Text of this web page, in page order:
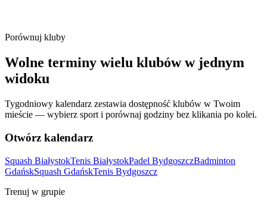
Porównuj kluby
Wolne terminy wielu klubów w jednym
widoku
Tygodniowy kalendarz zestawia dostępność klubów w Twoim
mieście — wybierz sport i porównaj godziny bez klikania po kolei.
Otwórz kalendarz
Squash BiałystokTenis BiałystokPadel BydgoszczBadminton
GdańskSquash GdańskTenis Bydgoszcz
Trenuj w grupie